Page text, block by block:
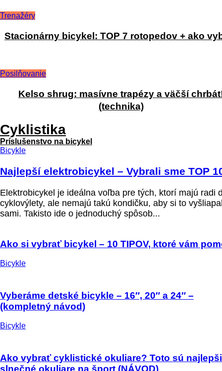
Trenažéry
Stacionárny bicykel: TOP 7 rotopedov + ako
Posilňovanie
Kelso shrug: masívne trapézy a väčší
(technika)
Cyklistika
Príslušenstvo na bicykel
Bicykle
Najlepší elektrobicykel – Vybrali sme TOP
Elektrobicykel je ideálna voľba pre tých, ktorí majú radi
cyklovýlety, ale nemajú takú kondičku, aby si to
sami. Takisto ide o jednoduchý spôsob...
Ako si vybrať bicykel – 10 TIPOV, ktoré vám
Bicykle
Vyberáme detské bicykle – 16″, 20″ a 24″ –
(kompletný návod)
Bicykle
Ako vybrať cyklistické okuliare? Toto sú
slnečné okuliare na šport (NÁVOD)